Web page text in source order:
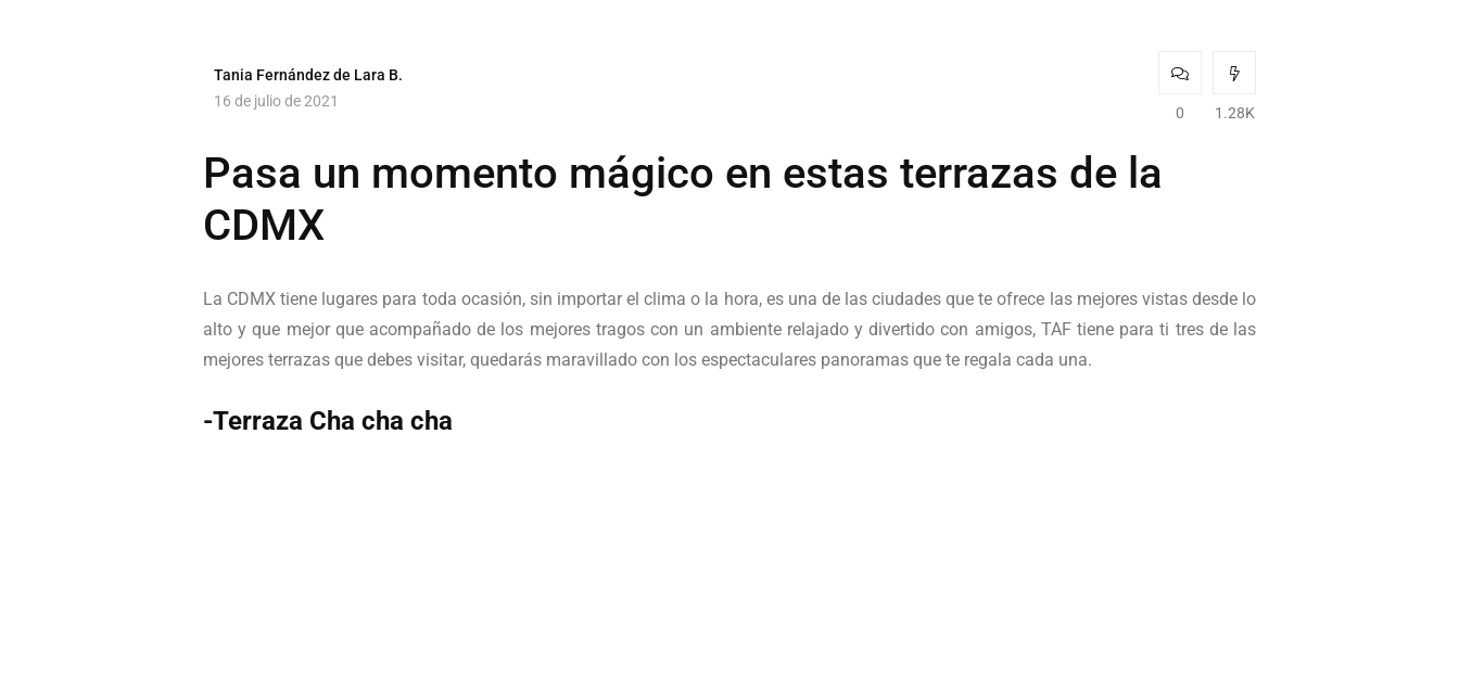
Tania Fernández de Lara B.
16 de julio de 2021
0 1.28K
Pasa un momento mágico en estas terrazas de la
CDMX
La CDMX tiene lugares para toda ocasión, sin importar el clima o la hora, es una de las ciudades que te ofrece las mejores vistas desde lo
alto y que mejor que acompañado de los mejores tragos con un ambiente relajado y divertido con amigos, TAF tiene para ti tres de las
mejores terrazas que debes visitar, quedarás maravillado con los espectaculares panoramas que te regala cada una.
-Terraza Cha cha cha